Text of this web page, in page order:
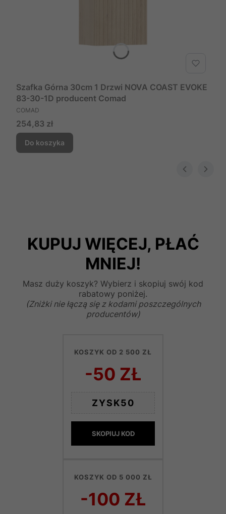
Szafka Górna 30cm 1 Drzwi NOVA COAST EVOKE
83-30-1D producent Comad
PRODUCENT
COMAD
Cena
254,83 zł
Do koszyka
KUPUJ WIĘCEJ, PŁAĆ
MNIEJ!
Masz duży koszyk? Wybierz i skopiuj swój kod
rabatowy poniżej.
(Zniżki nie łączą się z kodami poszczególnych
producentów)
KOSZYK OD 2 500 ZŁ
-50 ZŁ
ZYSK50
SKOPIUJ KOD
KOSZYK OD 5 000 ZŁ
-100 ZŁ